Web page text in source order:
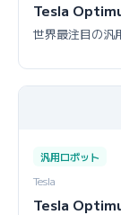
Tesla
世界最注目の汎
汎用ロボット
Tesla
Tesla